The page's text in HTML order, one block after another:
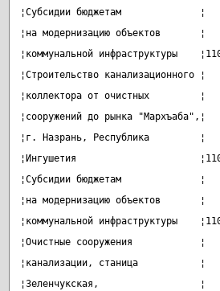
¦Субсидии бюджетам
¦на модернизацию объектов
¦коммунальной инфраструктуры
¦Строительство
¦коллектора от очистных
¦сооружений до рынка
¦г. Назрань, Республика
¦Ингушетия
¦Субсидии бюджетам
¦на модернизацию объектов
¦коммунальной инфраструктуры
¦Очистные сооружения
¦канализации, станица
¦Зеленчукская,